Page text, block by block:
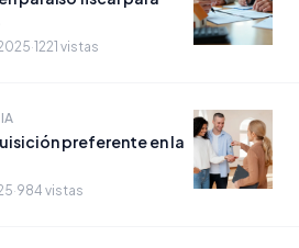
·1221 vistas
preferente en la
·984 vistas